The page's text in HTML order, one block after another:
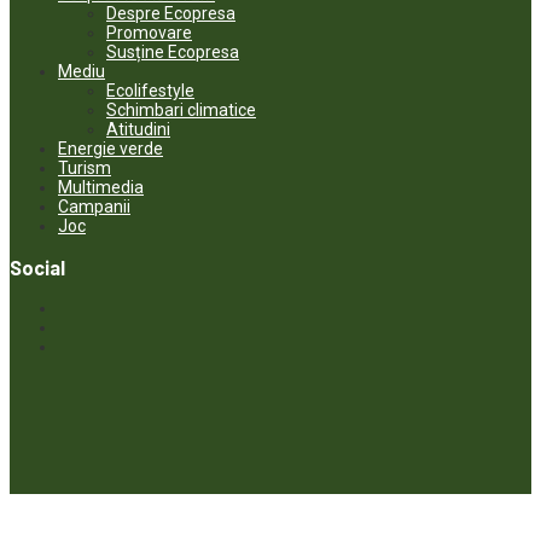
Despre Ecopresa
Promovare
Susține Ecopresa
Mediu
Ecolifestyle
Schimbari climatice
Atitudini
Energie verde
Turism
Multimedia
Campanii
Joc
Social